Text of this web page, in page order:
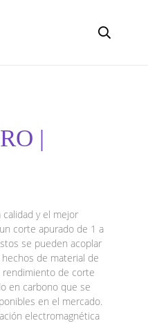
|
y el mejor
corte apurado de 1 a
se pueden acoplar
de material de
rendimiento de corte
en carbono que se
en el mercado.
electromagnética